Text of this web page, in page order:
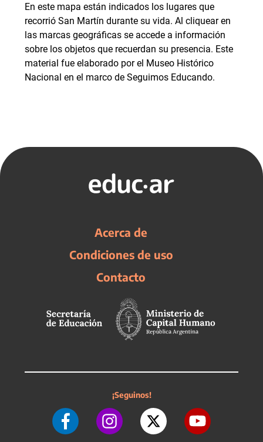
En este mapa están indicados los lugares que
recorrió San Martín durante su vida. Al cliquear en
las marcas geográficas se accede a información
sobre los objetos que recuerdan su presencia. Este
material fue elaborado por el Museo Histórico
Nacional en el marco de Seguimos Educando.
Acerca de
Condiciones de uso
Contacto
¡Seguinos!